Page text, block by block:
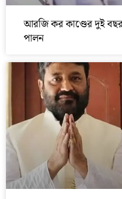
আরজি কর কাণ্ডের দুই
পালন